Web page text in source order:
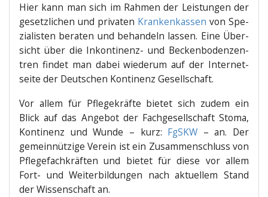
Hier kann man sich im Rah­men der Leis­tun­gen der
gesetz­li­chen und pri­va­ten Kran­ken­kas­sen von Spe­
zia­lis­ten bera­ten und behan­deln las­sen. Eine Über­
sicht über die Inkon­ti­nenz- und Becken­bo­den­zen­
tren fin­det man dabei wie­der­um auf der Inter­net­
sei­te der Deut­schen Kon­ti­nenz Gesellschaft.
Vor allem für Pfle­ge­kräf­te bie­tet sich zudem ein
Blick auf das Ange­bot der Fach­ge­sell­schaft Sto­ma,
Kon­ti­nenz und Wun­de – kurz: FgSKW – an. Der
gemein­nüt­zi­ge Ver­ein ist ein Zusam­men­schluss von
Pfle­ge­fach­kräf­ten und bie­tet für die­se vor allem
Fort- und Wei­ter­bil­dun­gen nach aktu­el­lem Stand
der Wis­sen­schaft an.